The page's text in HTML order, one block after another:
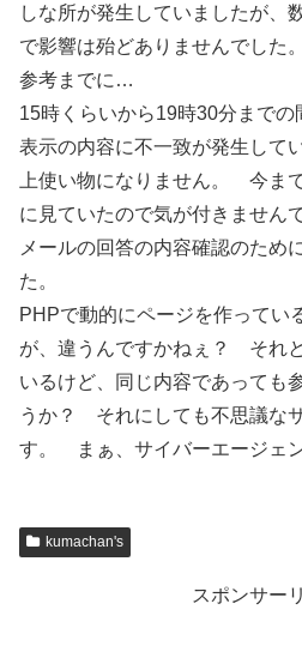
しな所が発生していましたが、
で影響は殆どありませんでし
参考までに…
15時くらいから19時30分まで
表示の内容に不一致が発生して
上使い物になりません。 今ま
に見ていたので気が付きません
メールの回答の内容確認のため
た。
PHPで動的にページを作ってい
が、違うんですかねぇ？ それ
いるけど、同じ内容であっても
うか？ それにしても不思議な
す。 まぁ、サイバーエージェ
kumachan's
スポンサー